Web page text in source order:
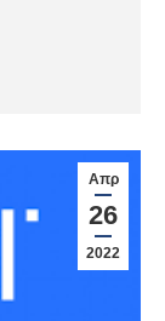
Απρ
26
2022